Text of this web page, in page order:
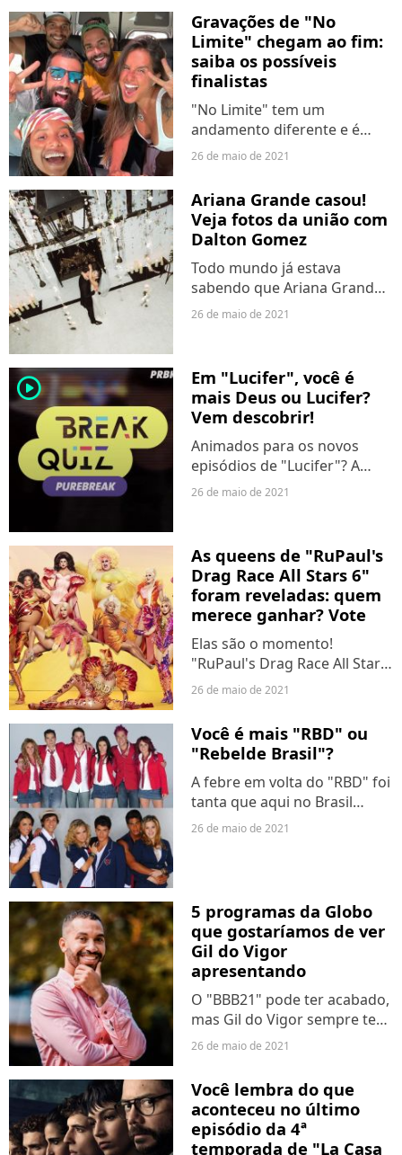
oficialmente a sua data de
lançamento no Brasil, no dia
29 de junho. Sim, teremos
todos os...
Gravações de "No
Limite" chegam ao fim:
saiba os possíveis
finalistas
"No Limite" tem um
andamento diferente e é
gravado antes de ser exibido,
parece que o período de
gravações já terminou! Nesta
quarta-feira (26), os
integrantes...
26 de maio de 2021
Ariana Grande casou!
Veja fotos da união com
Dalton Gomez
Todo mundo já estava
sabendo que Ariana Grande
havia se casado, mas tudo
cantora postou algumas
fotos da cerimônia e os fãs
já...
26 de maio de 2021
player2
Em "Lucifer", você é
mais Deus ou Lucifer?
Vem descobrir!
Animados para os novos
episódios de "Lucifer"? A
continuação da 5ª temporada
que preparamos um quiz
todo especial, para já entrar...
26 de maio de 2021
As queens de "RuPaul's
Drag Race All Stars 6"
foram reveladas: quem
merece ganhar? Vote
Elas são o momento!
"RuPaul's Drag Race All Stars
6" revelou as 13 queens que
temporada, e não se fala de
outra coisa na internet.
Afinal, os fãs do reality já
estavam...
26 de maio de 2021
Você é mais "RBD" ou
"Rebelde Brasil"?
A febre em volta do "RBD" foi
tanta que aqui no Brasil
também recebemos nossa
recebeu o carinho dos...
26 de maio de 2021
5 programas da Globo
que gostaríamos de ver
Gil do Vigor
apresentando
O "BBB21" pode ter acabado,
mas Gil do Vigor sempre terá
um lugar garantido nos
prova disso é onde sua
popularidade o levou:
garantindo um contrato na
Globo!...
26 de maio de 2021
Você lembra do que
aconteceu no último
episódio da 4ª
temporada de "La Casa